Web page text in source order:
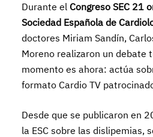
Durante el Congreso SEC 21
Sociedad Española de
doctores Miriam Sandín,
Moreno realizaron un debate
momento es ahora: actúa
formato Cardio TV
Desde que se publicaron en
la ESC sobre las dislipemias,